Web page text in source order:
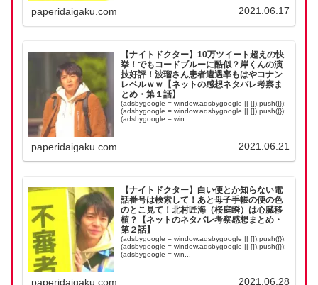
paperidaigaku.com 2021.06.17
【ナイトドクター】10万ツイート超えの快
挙！でもコードブルーに酷似？岸くんの演
技好評！波瑠さん患者遭遇率もはやコナン
レベルｗｗ【ネットの感想ネタバレ考察ま
とめ・第１話】
(adsbygoogle = window.adsbygoogle || []).push({});
(adsbygoogle = window.adsbygoogle || []).push({});
(adsbygoogle = win...
paperidaigaku.com 2021.06.21
【ナイトドクター】白い便とか知らない電
話番号は検索して！あと母子手帳の便の色
のとこ見て！北村匠海（桜庭瞬）は心臓移
植？【ネットのネタバレ考察感想まとめ・
第２話】
(adsbygoogle = window.adsbygoogle || []).push({});
(adsbygoogle = window.adsbygoogle || []).push({});
(adsbygoogle = win...
paperidaigaku.com 2021.06.28